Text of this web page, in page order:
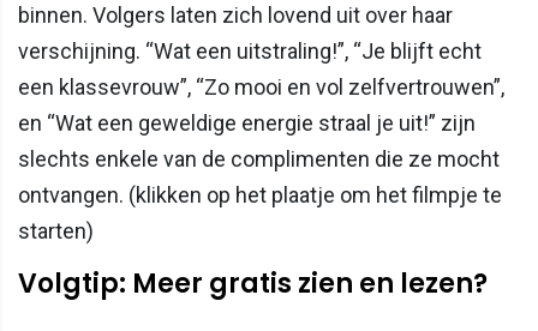
binnen. Volgers laten zich lovend uit over haar
verschijning. “Wat een uitstraling!”, “Je blijft echt
een klassevrouw”, “Zo mooi en vol zelfvertrouwen”,
en “Wat een geweldige energie straal je uit!” zijn
slechts enkele van de complimenten die ze mocht
ontvangen. (klikken op het plaatje om het filmpje te
starten)
Volgtip: Meer gratis zien en lezen?